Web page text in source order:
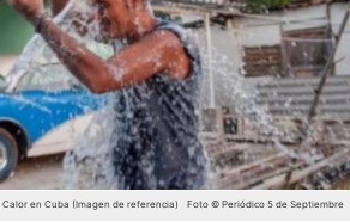
Calor en Cuba (Imagen de referencia) Foto © Periódico 5 de Septiembre